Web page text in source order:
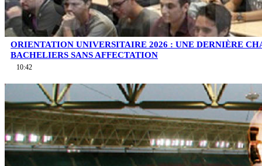
ORIENTATION UNIVERSITAIRE 2026 : UNE DERNIÈRE
BACHELIERS SANS AFFECTATION
10:42